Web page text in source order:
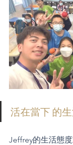
活在當下 的
Jeffrey的生活態